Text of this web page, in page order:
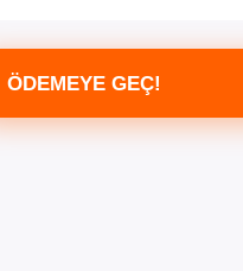
ÖDEMEYE GEÇ!